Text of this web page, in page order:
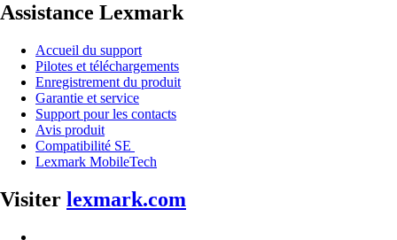
Assistance Lexmark
Accueil du support
Pilotes et téléchargements
Enregistrement du produit
Garantie et service
Support pour les contacts
Avis produit
Compatibilité SE
Lexmark MobileTech
Visiter lexmark.com